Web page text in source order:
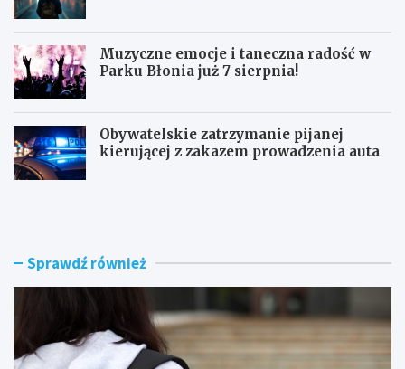
Muzyczne emocje i taneczna radość w
Parku Błonia już 7 sierpnia!
Obywatelskie zatrzymanie pijanej
kierującej z zakazem prowadzenia auta
G
y
B
n Sprawdź również